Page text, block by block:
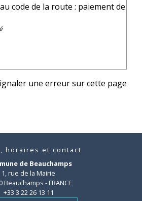
code de la route : paiement de
une erreur sur cette page
horaires et contact
de Beauchamps
1, rue de la Mairie
Beauchamps - FRANCE
+33 3 22 26 13 11